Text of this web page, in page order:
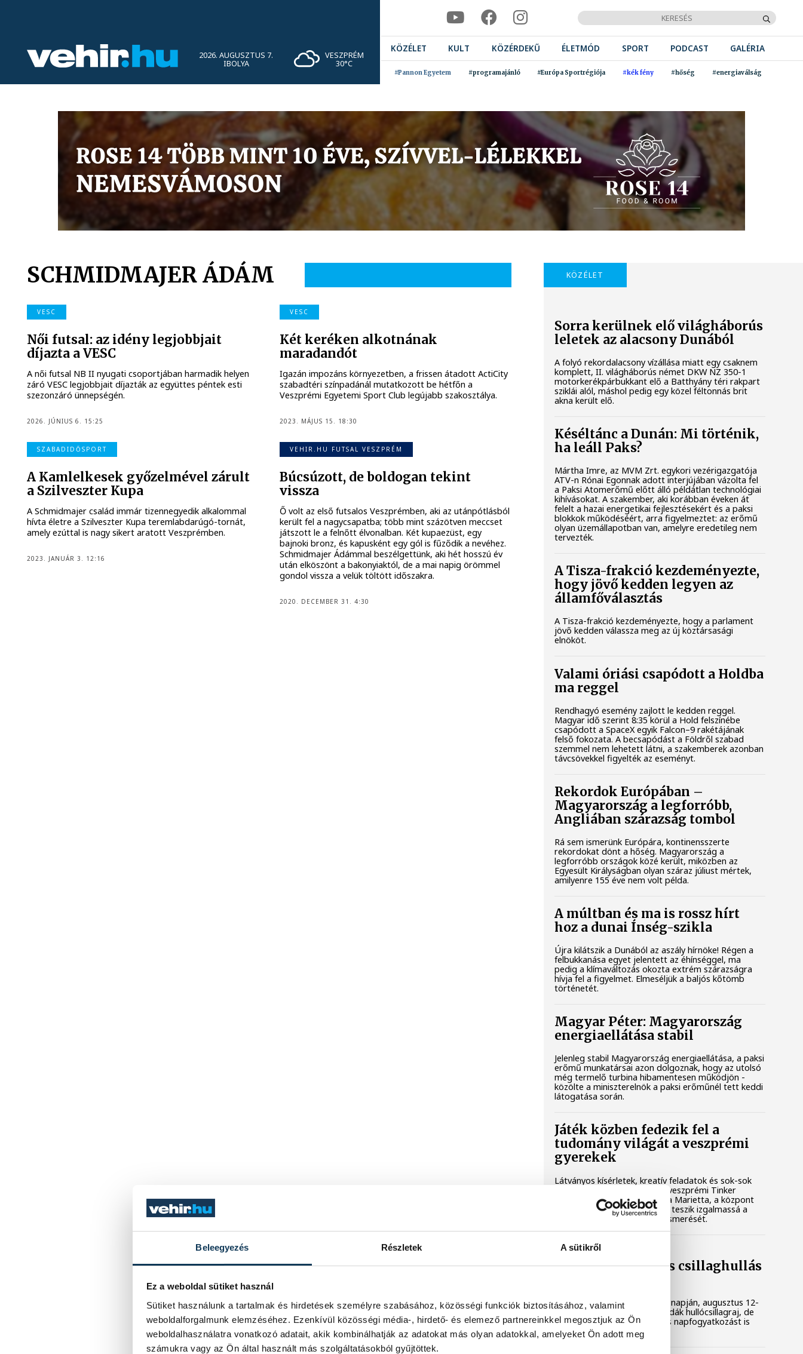
Beleegyezés Részletek A sütikről
Ez a weboldal sütiket használ
Sütiket használunk a tartalmak és hirdetések személyre szabásához, közösségi funkciók biztosításához, valamint
weboldalforgalmunk elemzéséhez. Ezenkívül közösségi média-, hirdető- és elemező partnereinkkel megosztjuk az Ön
weboldalhasználatra vonatkozó adatait, akik kombinálhatják az adatokat más olyan adatokkal, amelyeket Ön adott meg
számukra vagy az Ön által használt más szolgáltatásokból gyűjtöttek.
2026. AUGUSZTUS 7.
IBOLYA
VESZPRÉM
30°C
KÖZÉLET KULT KÖZÉRDEKŰ ÉLETMÓD SPORT PODCAST GALÉRIA
#Pannon Egyetem #programajánló #Európa Sportrégiója #kék fény #hőség #energiaválság
SCHMIDMAJER ÁDÁM
VESC
Női futsal: az idény legjobbjait
díjazta a VESC
A női futsal NB II nyugati csoportjában harmadik helyen
záró VESC legjobbjait díjazták az együttes péntek esti
szezonzáró ünnepségén.
2026. JÚNIUS 6. 15:25
VESC
Két keréken alkotnának
maradandót
Igazán impozáns környezetben, a frissen átadott ActiCity
szabadtéri színpadánál mutatkozott be hétfőn a
Veszprémi Egyetemi Sport Club legújabb szakosztálya.
2023. MÁJUS 15. 18:30
SZABADIDŐSPORT
A Kamlelkesek győzelmével zárult
a Szilveszter Kupa
A Schmidmajer család immár tizennegyedik alkalommal
hívta életre a Szilveszter Kupa teremlabdarúgó-tornát,
amely ezúttal is nagy sikert aratott Veszprémben.
2023. JANUÁR 3. 12:16
VEHIR.HU FUTSAL VESZPRÉM
Búcsúzott, de boldogan tekint
vissza
Ő volt az első futsalos Veszprémben, aki az utánpótlásból
került fel a nagycsapatba; több mint százötven meccset
játszott le a felnőtt élvonalban. Két kupaezüst, egy
bajnoki bronz, és kapusként egy gól is fűződik a nevéhez.
Schmidmajer Ádámmal beszélgettünk, aki hét hosszú év
után elköszönt a bakonyiaktól, de a mai napig örömmel
gondol vissza a velük töltött időszakra.
2020. DECEMBER 31. 4:30
KÖZÉLET
Sorra kerülnek elő világháborús
leletek az alacsony Dunából
A folyó rekordalacsony vízállása miatt egy csaknem
komplett, II. világháborús német DKW NZ 350-1
motorkerékpárbukkant elő a Batthyány téri rakpart
sziklái alól, máshol pedig egy közel féltonnás brit
akna került elő.
Késéltánc a Dunán: Mi történik,
ha leáll Paks?
Mártha Imre, az MVM Zrt. egykori vezérigazgatója
ATV-n Rónai Egonnak adott interjújában vázolta fel
a Paksi Atomerőmű előtt álló példátlan technológiai
kihívásokat. A szakember, aki korábban éveken át
felelt a hazai energetikai fejlesztésekért és a paksi
blokkok működéséért, arra figyelmeztet: az erőmű
olyan üzemállapotban van, amelyre eredetileg nem
tervezték.
A Tisza-frakció kezdeményezte,
hogy jövő kedden legyen az
államfőválasztás
A Tisza-frakció kezdeményezte, hogy a parlament
jövő kedden válassza meg az új köztársasági
elnököt.
Valami óriási csapódott a Holdba
ma reggel
Rendhagyó esemény zajlott le kedden reggel.
Magyar idő szerint 8:35 körül a Hold felszínébe
csapódott a SpaceX egyik Falcon–9 rakétájának
felső fokozata. A becsapódást a Földről szabad
szemmel nem lehetett látni, a szakemberek azonban
távcsövekkel figyelték az eseményt.
Rekordok Európában –
Magyarország a legforróbb,
Angliában szárazság tombol
Rá sem ismerünk Európára, kontinensszerte
rekordokat dönt a hőség. Magyarország a
legforróbb országok közé került, miközben az
Egyesült Királyságban olyan száraz júliust mértek,
amilyenre 155 éve nem volt példa.
A múltban és ma is rossz hírt
hoz a dunai Ínség-szikla
Újra kilátszik a Dunából az aszály hírnöke! Régen a
felbukkanása egyet jelentett az éhínséggel, ma
pedig a klímaváltozás okozta extrém szárazságra
hívja fel a figyelmet. Elmeséljük a baljós kőtömb
történetét.
Magyar Péter: Magyarország
energiaellátása stabil
Jelenleg stabil Magyarország energiaellátása, a paksi
erőmű munkatársai azon dolgoznak, hogy az utolsó
még termelő turbina hibamentesen működjön -
közölte a miniszterelnök a paksi erőműnél tett keddi
látogatása során.
Játék közben fedezik fel a
tudomány világát a veszprémi
gyerekek
Látványos kísérletek, kreatív feladatok és sok-sok
élmény várja a gyerekeket a veszprémi Tinker
Labsben. Videónkban Balassa Marietta, a központ
vezetője mutatja be, hogyan teszik izgalmassá a
természettudományok megismerését.
Augusztus 12-én
napfogyatkozás és csillaghullás
Az év legsűrűbb csillagászati napján, augusztus 12-
én éjjel tetőzik majd a Perseidák hullócsillagraj, de
ugyanezen a napon részleges napfogyatkozást is
meg lehet majd figyelni.